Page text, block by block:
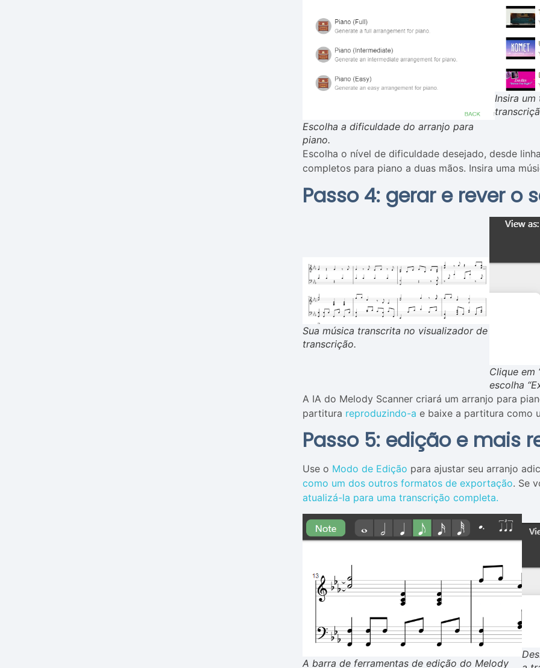
Escolha a dificuldade do arranjo para
piano.
Insira um
Escolha o nível de dificuldade desejado, desde
completos para piano a duas mãos. Insira uma
Passo 4: gerar e rever o
Sua música transcrita no visualizador de
transcrição.
Clique em
escolha
A IA do Melody Scanner criará um arranjo para
partitura reproduzindo-a e baixe a partitura como
Passo 5: edição e mais
Use o Modo de Edição para ajustar seu arranjo
como um dos outros formatos de exportação. Se
atualizá-la para uma transcrição completa.
A barra de ferramentas de edição do Melody